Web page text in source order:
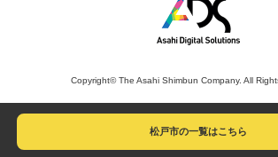
松戸市の一覧はこちら
Copyright© The Asahi Shimbun Company. All